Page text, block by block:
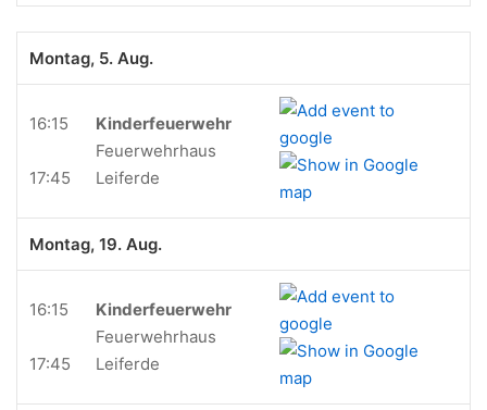
Montag, 5. Aug.
16:15
17:45
Kinderfeuerwehr
Feuerwehrhaus
Leiferde
Montag, 19. Aug.
16:15
17:45
Kinderfeuerwehr
Feuerwehrhaus
Leiferde